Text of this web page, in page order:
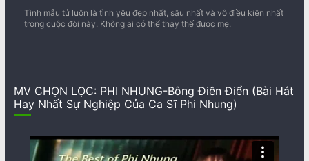
Tình mẫu tử luôn là tình yêu đẹp nhất, sâu nhất và vô điều kiện nhất
trong cuộc đời này. Không ai có thể thay thế được mẹ.
MV CHỌN LỌC: PHI NHUNG-Bông Điên Điển (Bài Hát
Hay Nhất Sự Nghiệp Của Ca Sĩ Phi Nhung)